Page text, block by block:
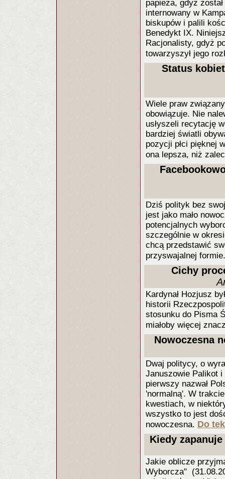
papieża, gdyż
internowany w
biskupów i palili
Benedykt IX.
Racjonalisty, gdyż
towarzyszył jego
Status
Wiele praw
obowiązuje. Nie
usłyszeli recytację
bardziej światli
pozycji płci pięknej
ona lepsza, niż
Dziś polityk bez
jest jako mało
potencjalnych
szczególnie w
chcą przedstawić
przyswajalnej
Cichy
Kardynał Hozjusz
historii
stosunku do Pisma
miałoby więcej
Nowoczesna
Dwaj politycy, o
Januszowie Palikot
pierwszy nazwał
'normalną'. W
kwestiach, w
wszystko to jest
nowoczesna. Do
Kiedy
Jakie oblicze
Wyborcza"